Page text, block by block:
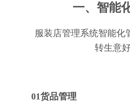
一、智能
服装店管理系统智能化
转生意
01货品管理